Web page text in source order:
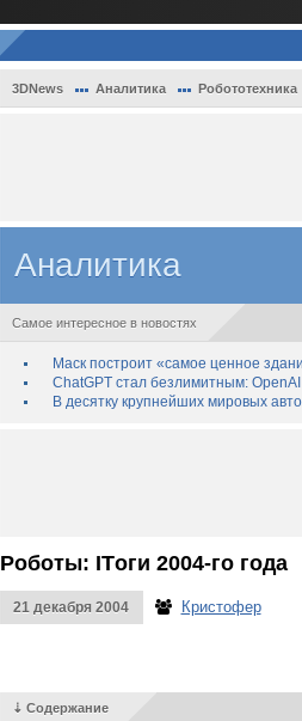
3DNews Аналитика Робототехника
Аналитика
Самое интересное в новостях
Маск построит «самое ценное
ChatGPT стал безлимитным:
В десятку крупнейших мировых
Роботы: ITоги 2004-го года
21 декабря 2004 Кристофер
⇣ Содержание